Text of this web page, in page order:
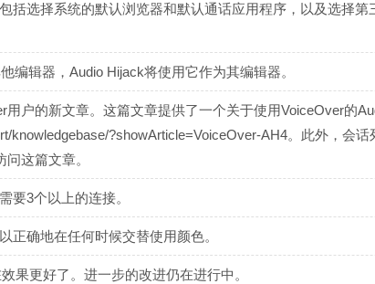
括选择系统的默认浏览器和默认通话应用程序，以及选择第
编辑器，Audio Hijack将使用它作为其编辑器。
户的新文章。这篇文章提供了一个关于使用VoiceOver的
knowledgebase/?showArticle=VoiceOver-AH4。此外，会
这篇文章。
要3个以上的连接。
正确地在任何时候交替使用颜色。
果更好了。进一步的改进仍在进行中。